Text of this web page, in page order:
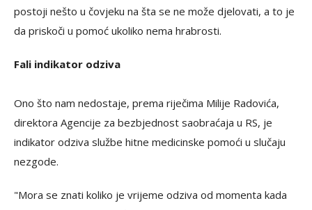
postoji nešto u čovjeku na šta se ne može djelovati, a to je
da priskoči u pomoć ukoliko nema hrabrosti.
Fali indikator odziva
Ono što nam nedostaje, prema riječima Milije Radovića,
direktora Agencije za bezbjednost saobraćaja u RS, je
indikator odziva službe hitne medicinske pomoći u slučaju
nezgode.
"Mora se znati koliko je vrijeme odziva od momenta kada